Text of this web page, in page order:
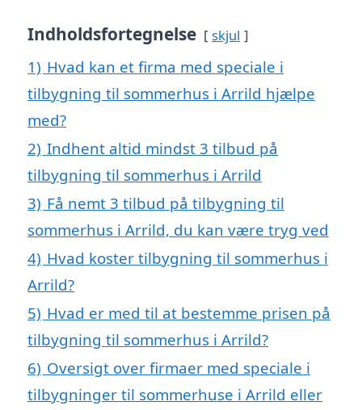
Indholdsfortegnelse skjul
1) Hvad kan et firma med speciale i
tilbygning til sommerhus i Arrild hjælpe
med?
2) Indhent altid mindst 3 tilbud på
tilbygning til sommerhus i Arrild
3) Få nemt 3 tilbud på tilbygning til
sommerhus i Arrild, du kan være tryg ved
4) Hvad koster tilbygning til sommerhus i
Arrild?
5) Hvad er med til at bestemme prisen på
tilbygning til sommerhus i Arrild?
6) Oversigt over firmaer med speciale i
tilbygninger til sommerhuse i Arrild eller